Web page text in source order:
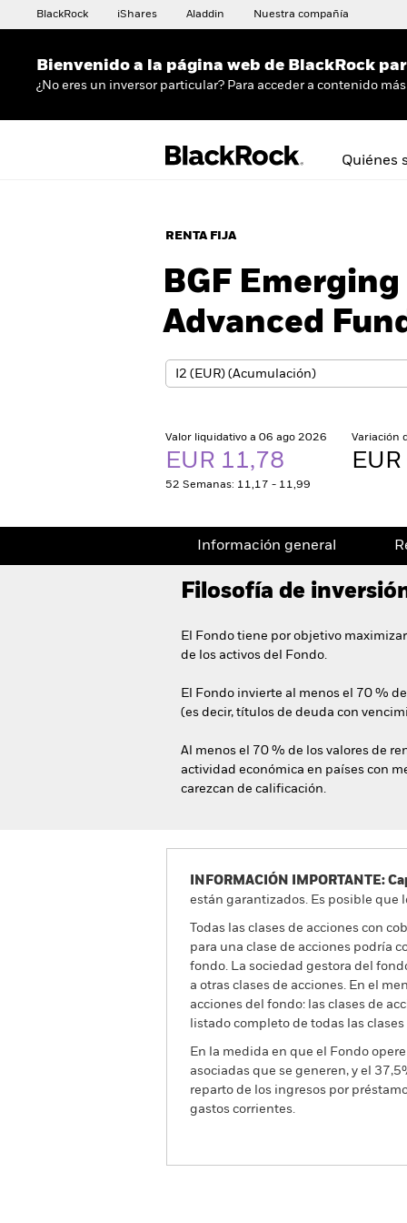
BlackRock iShares Aladdin Nuestra compañía
Bienvenido a la página web de BlackRock
¿No eres un inversor particular? Para acceder a contenido
Quiénes
RENTA FIJA
BGF
Advanced
Valor liquidativo a 06 ago 2026
EUR 11,78
52 Semanas: 11,17 - 11,99
Variación
Información general
Filosofía de
El Fondo tiene por objetivo
de los activos del Fondo.
El Fondo invierte al menos el 70 %
(es decir, títulos de deuda con
Al menos el 70 % de los valores de
actividad económica en países con
carezcan de calificación.
INFORMACIÓN IMPORTANTE:
están garantizados. Es posible
Todas las clases de acciones con
para una clase de acciones podría
fondo. La sociedad gestora del
a otras clases de acciones. En el
acciones del fondo: las clases de
listado completo de todas las
En la medida en que el Fondo
asociadas que se generen, y el
reparto de los ingresos por
gastos corrientes.